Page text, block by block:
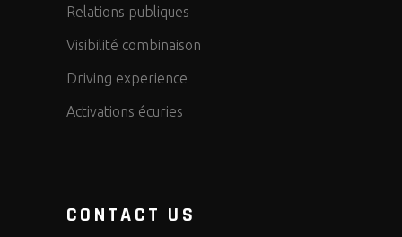
Relations publiques
Visibilité combinaison
Driving experience
Activations écuries
CONTACT US